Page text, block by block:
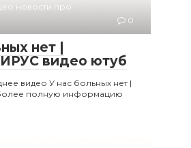
новости про
0
нет |
видео ютуб
видео У нас больных нет |
полную информацию